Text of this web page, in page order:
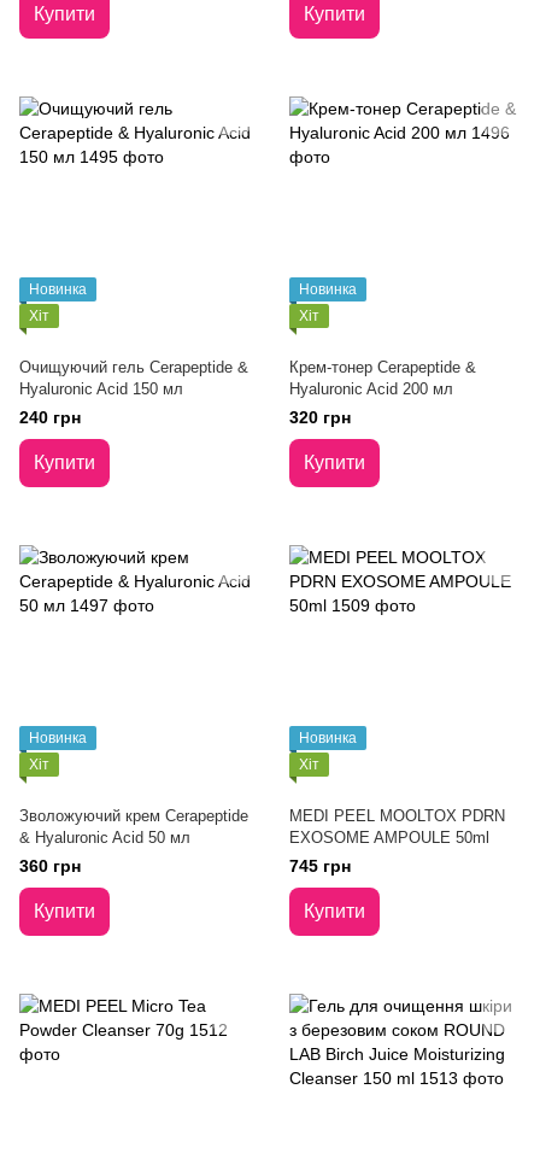
Купити Купити
Новинка
Хіт
Очищуючий гель Cerapeptide &
Hyaluronic Acid 150 мл
240 грн
Купити
Новинка
Хіт
Крем-тонер Cerapeptide &
Hyaluronic Acid 200 мл
320 грн
Купити
Новинка
Хіт
Зволожуючий крем Cerapeptide
& Hyaluronic Acid 50 мл
360 грн
Купити
Новинка
Хіт
MEDI PEEL MOOLTOX PDRN
EXOSOME AMPOULE 50ml
745 грн
Купити